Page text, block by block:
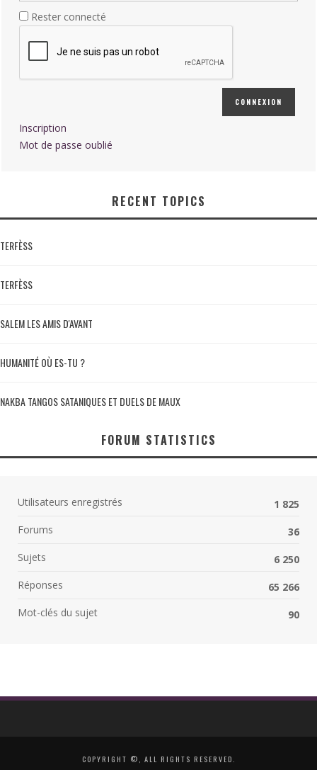
Rester connecté
CONNEXION
Inscription
Mot de passe oublié
RECENT TOPICS
TERFÈSS
TERFÈSS
SALEM LES AMIS D'AVANT
HUMANITÉ OÙ ES-TU ?
NAKBA TANGOS SATANIQUES ET DUELS DE MAUX
FORUM STATISTICS
Utilisateurs enregistrés
1 825
Forums
36
Sujets
6 250
Réponses
65 266
Mot-clés du sujet
90
COPYRIGHT ©, ALL RIGHTS RESERVED.